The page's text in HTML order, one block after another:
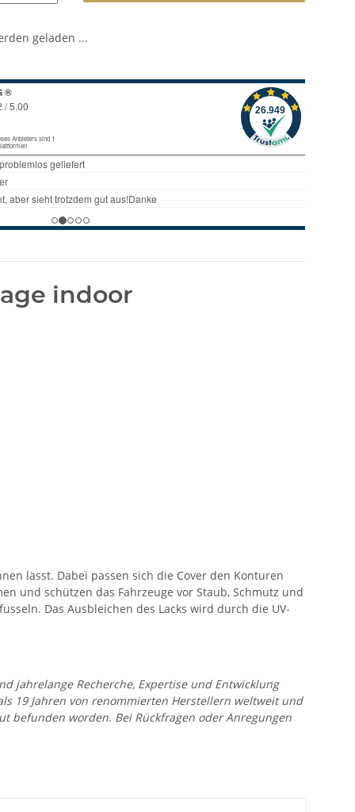
geladen ...
indoor
lässt. Dabei passen sich die Cover den Konturen
und schützen das Fahrzeuge vor Staub, Schmutz und
Das Ausbleichen des Lacks wird durch die UV-
jahrelange Recherche, Expertise und Entwicklung
19 Jahren von renommierten Herstellern weltweit und
befunden worden. Bei Rückfragen oder Anregungen